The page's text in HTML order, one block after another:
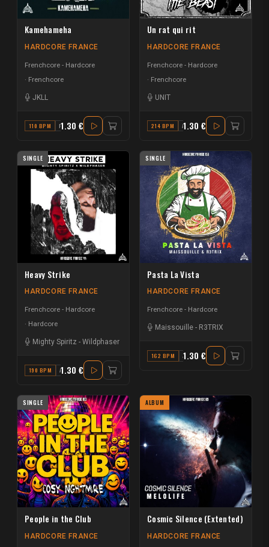
Kamehameha
HARDCORE FRANCE
Frenchcore - Hardcore
Frenchcore
JKLL
110 BPM F1.30 €
Un rat qui rit
HARDCORE FRANCE
Frenchcore - Hardcore
Frenchcore
UNIT
214 BPM A MAJOR
1.30 €
SINGLE
Heavy Strike
HARDCORE FRANCE
Frenchcore - Hardcore
Hardcore
Mighty Spiritz - Wildphaser
190 BPM A# MINOR
1.30 €
SINGLE
Pasta La Vista
HARDCORE FRANCE
Frenchcore - Hardcore
Maissouille - R3TRIX
162 BPM A1.30 €
SINGLE
People in the Club
HARDCORE FRANCE
ALBUM
Cosmic Silence (Extented)
HARDCORE FRANCE